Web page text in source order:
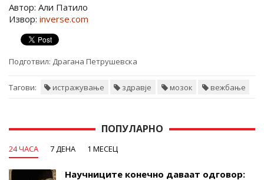
Автор: Али Патило
Извор: inverse.com
Подготвил: Драгана Петрушевска
Тагови: истражување здравје мозок вежбање
ПОПУЛАРНО
24 ЧАСА 7 ДЕНА 1 МЕСЕЦ
Научниците конечно даваат одговор: